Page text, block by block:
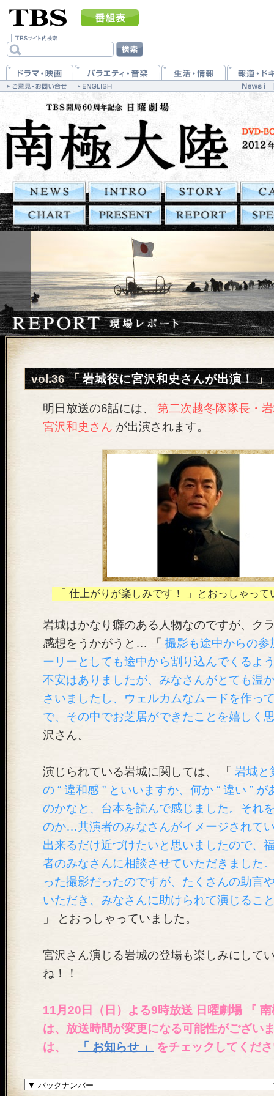
vol.36 「岩城役に宮沢和史さんが出演！」
明日放送の6話には、
第二次越冬隊隊長・
宮沢和史さん が出演されます。
「 仕上がりが楽しみです！ 」とおっしゃっ
岩城はかなり癖のある人物なのですが、ク
感想をうかがうと… 「 撮影も途中からの参
ーリーとしても途中から割り込んでくるよ
不安はありましたが、みなさんがとても温
さいましたし、ウェルカムなムードを作っ
で、その中でお芝居ができたことを嬉しく
沢さん。
演じられている岩城に関しては、 「 岩城と
の “ 違和感 ” といいますか、何か “ 違い ”
のかなと、台本を読んで感じました。それ
のか…共演者のみなさんがイメージされてい
出来るだけ近づけたいと思いましたので、
者のみなさんに相談させていただきました
った撮影だったのですが、たくさんの助言
いただき、みなさんに助けられて演じるこ
」 とおっしゃっていました。
宮沢さん演じる岩城の登場も楽しみにして
ね！！
11月20日（日）よる9時放送 日曜劇場 『
は、放送時間が変更になる可能性がござい
は、
「 お知らせ 」 をチェックしてくだ